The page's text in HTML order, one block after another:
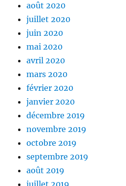
août 2020
juillet 2020
juin 2020
mai 2020
avril 2020
mars 2020
février 2020
janvier 2020
décembre 2019
novembre 2019
octobre 2019
septembre 2019
août 2019